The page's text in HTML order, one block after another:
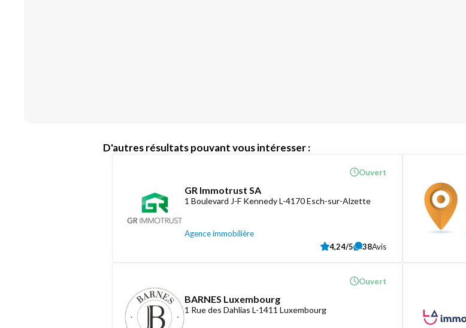
D'autres résultats pouvant vous intéresser :
GR Immotrust SA
1 Boulevard J-F Kennedy L-4170 Esch-sur-Alzette
Agence immobilière
Ouvert
4,24/5 38Avis
BARNES Luxembourg
1 Rue des Dahlias L-1411 Luxembourg
Ouvert